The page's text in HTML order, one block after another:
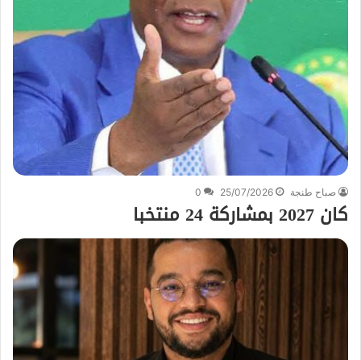
صباح طنجة 25/07/2026
0
كان 2027 بمشاركة 24 منتخبا